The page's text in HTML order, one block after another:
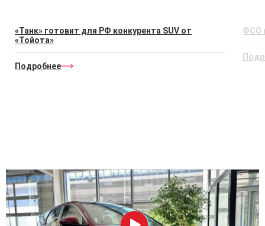
«Танк» готовит для РФ конкурента SUV от
«Тойота»
Подробнее
ФСО